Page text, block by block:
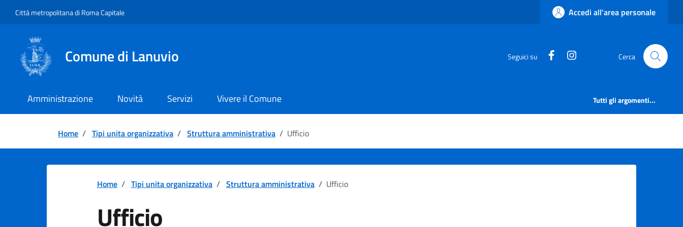
Città metropolitana di Roma Capitale Accedi all'area personale
Comune di Lanuvio Seguici su https://www.facebook.com/
https:// Cerca
Amministrazione Novità Servizi Vivere il Comune Tutti gli argomenti...
Home / Tipi unita organizzativa / Struttura amministrativa / Ufficio
Home / Tipi unita organizzativa / Struttura amministrativa / Ufficio
Ufficio